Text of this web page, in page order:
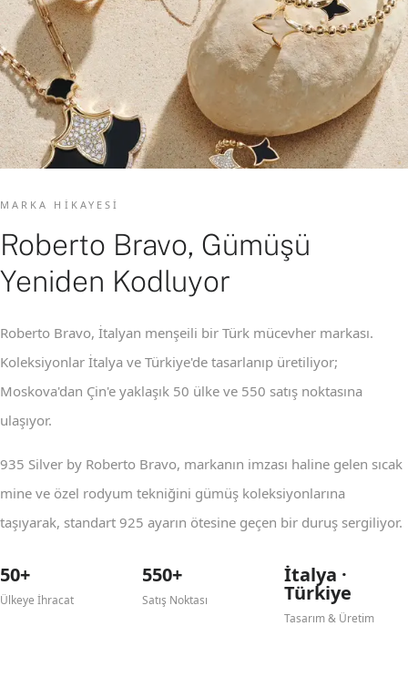
MARKA HIKAYESI
Roberto Bravo, Gümüşü
Yeniden Kodluyor
Roberto Bravo, İtalyan menşeili bir Türk mücevher markası.
Koleksiyonlar İtalya ve Türkiye'de tasarlanıp üretiliyor;
Moskova'dan Çin'e yaklaşık 50 ülke ve 550 satış noktasına
ulaşıyor.
935 Silver by Roberto Bravo, markanın imzası haline gelen sıcak
mine ve özel rodyum tekniğini gümüş koleksiyonlarına
taşıyarak, standart 925 ayarın ötesine geçen bir duruş sergiliyor.
50+
Ülkeye İhracat
550+
Satış Noktası
İtalya ·
Türkiye
Tasarım & Üretim